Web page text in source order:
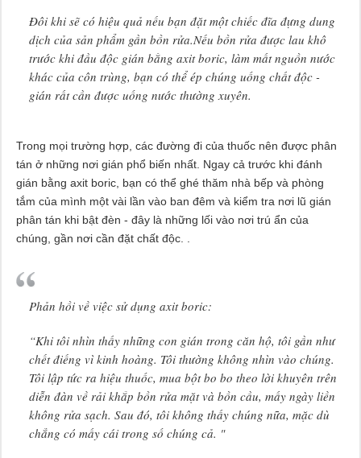
Đôi khi sẽ có hiệu quả nếu bạn đặt một chiếc đĩa đựng dung
dịch của sản phẩm gần bồn rửa.Nếu bồn rửa được lau khô
trước khi đầu độc gián bằng axit boric, làm mất nguồn nước
khác của côn trùng, bạn có thể ép chúng uống chất độc -
gián rất cần được uống nước thường xuyên.
Trong mọi trường hợp, các đường đi của thuốc nên được phân
tán ở những nơi gián phổ biến nhất. Ngay cả trước khi đánh
gián bằng axit boric, bạn có thể ghé thăm nhà bếp và phòng
tắm của mình một vài lần vào ban đêm và kiểm tra nơi lũ gián
phân tán khi bật đèn - đây là những lối vào nơi trú ẩn của
chúng, gần nơi cần đặt chất độc. .
Phản hồi về việc sử dụng axit boric:
“Khi tôi nhìn thấy những con gián trong căn hộ, tôi gần như
chết điếng vì kinh hoàng. Tôi thường không nhìn vào chúng.
Tôi lập tức ra hiệu thuốc, mua bột bo bo theo lời khuyên trên
diễn đàn về rải khắp bồn rửa mặt và bồn cầu, mấy ngày liền
không rửa sạch. Sau đó, tôi không thấy chúng nữa, mặc dù
chẳng có mấy cái trong số chúng cả. "